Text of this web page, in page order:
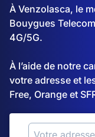
À Venzolasca, le
Bouygues
4G/5G.
À l’aide de notre
votre adresse et
Free, Orange et